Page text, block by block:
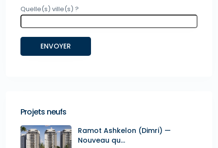
Quelle(s) ville(s) ?
Projets neufs
Ramot Ashkelon (Dimri) —
Nouveau qu...